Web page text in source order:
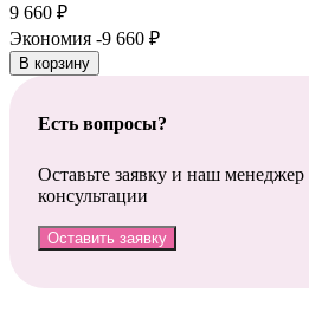
9 660 ₽
Экономия -9 660 ₽
В корзину
Есть вопросы?
Оставьте заявку и наш менеджер
консультации
Оставить заявку